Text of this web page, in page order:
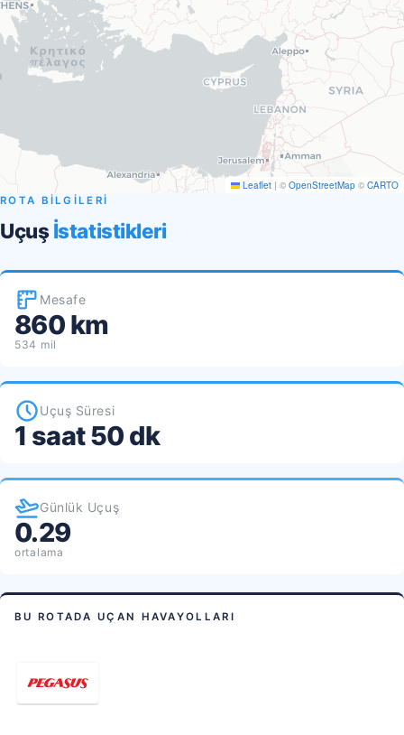
Leaflet | © OpenStreetMap © CARTO
ROTA BİLGİLERİ
Uçuş İstatistikleri
Mesafe
860 km
534 mil
Uçuş Süresi
1 saat 50 dk
Günlük Uçuş
0.29
ortalama
BU ROTADA UÇAN HAVAYOLLARI